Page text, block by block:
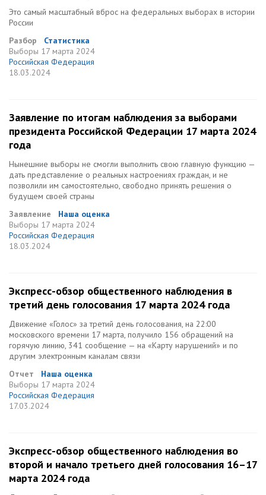
Это самый масштабный вброс на федеральных выборах в истории
России
Разбор
Статистика
Выборы 17 марта 2024
Российская Федерация
18.03.2024
Заявление по итогам наблюдения за выборами
президента Российской Федерации 17 марта 2024
года
Нынешние выборы не смогли выполнить свою главную функцию —
дать представление о реальных настроениях граждан, и не
позволили им самостоятельно, свободно принять решения о
будущем своей страны
Заявление
Наша оценка
Выборы 17 марта 2024
Российская Федерация
18.03.2024
Экспресс-обзор общественного наблюдения в
третий день голосования 17 марта 2024 года
Движение «Голос» за третий день голосования, на 22:00
московского времени 17 марта, получило 156 обращений на
горячую линию, 341 сообщение — на «Карту нарушений» и по
другим электронным каналам связи
Отчет
Наша оценка
Выборы 17 марта 2024
Российская Федерация
17.03.2024
Экспресс-обзор общественного наблюдения во
второй и начало третьего дней голосования 16–17
марта 2024 года